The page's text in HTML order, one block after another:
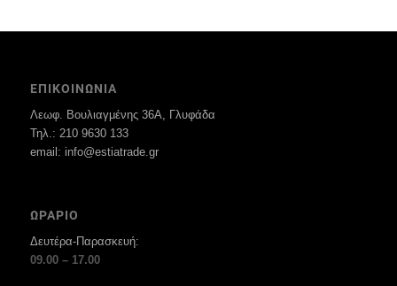
ΕΠΙΚΟΙΝΩΝΙΑ
Λεωφ. Βουλιαγμένης 36Α, Γλυφάδα
Τηλ.: 210 9630 133
email: info@estiatrade.gr
ΩΡΑΡΙΟ
Δευτέρα-Παρασκευή:
09.00 – 17.00